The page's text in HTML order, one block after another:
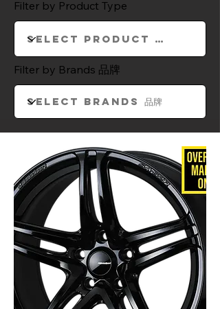
Filter by Product Type
Filter by Brands 品牌